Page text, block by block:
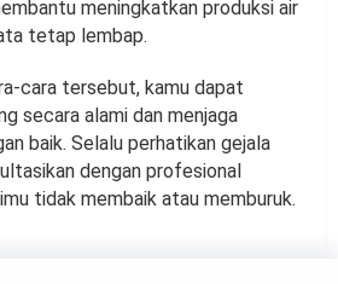
meningkatkan produksi air
tetap lembap.
cara tersebut, kamu dapat
secara alami dan menjaga
baik. Selalu perhatikan gejala
dengan profesional
tidak membaik atau memburuk.